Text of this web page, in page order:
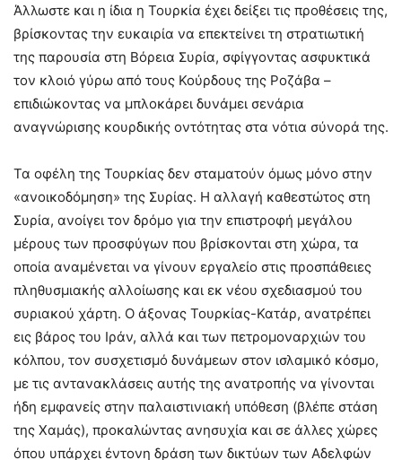
Άλλωστε και η ίδια η Τουρκία έχει δείξει τις προθέσεις της,
βρίσκοντας την ευκαιρία να επεκτείνει τη στρατιωτική
της παρουσία στη Βόρεια Συρία, σφίγγοντας ασφυκτικά
τον κλοιό γύρω από τους Κούρδους της Ροζάβα –
επιδιώκοντας να μπλοκάρει δυνάμει σενάρια
αναγνώρισης κουρδικής οντότητας στα νότια σύνορά της.
Τα οφέλη της Τουρκίας δεν σταματούν όμως μόνο στην
«ανοικοδόμηση» της Συρίας. Η αλλαγή καθεστώτος στη
Συρία, ανοίγει τον δρόμο για την επιστροφή μεγάλου
μέρους των προσφύγων που βρίσκονται στη χώρα, τα
οποία αναμένεται να γίνουν εργαλείο στις προσπάθειες
πληθυσμιακής αλλοίωσης και εκ νέου σχεδιασμού του
συριακού χάρτη. Ο άξονας Τουρκίας-Κατάρ, ανατρέπει
εις βάρος του Ιράν, αλλά και των πετρομοναρχιών του
κόλπου, τον συσχετισμό δυνάμεων στον ισλαμικό κόσμο,
με τις αντανακλάσεις αυτής της ανατροπής να γίνονται
ήδη εμφανείς στην παλαιστινιακή υπόθεση (βλέπε στάση
της Χαμάς), προκαλώντας ανησυχία και σε άλλες χώρες
όπου υπάρχει έντονη δράση των δικτύων των Αδελφών